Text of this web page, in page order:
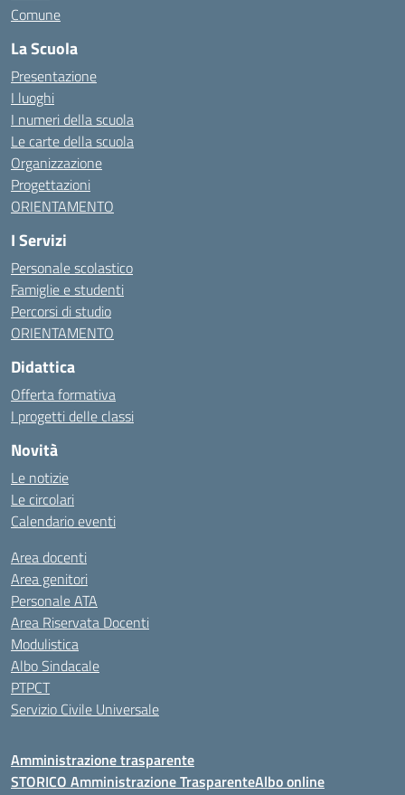
Comune
La Scuola
Presentazione
I luoghi
I numeri della scuola
Le carte della scuola
Organizzazione
Progettazioni
ORIENTAMENTO
I Servizi
Personale scolastico
Famiglie e studenti
Percorsi di studio
ORIENTAMENTO
Didattica
Offerta formativa
I progetti delle classi
Novità
Le notizie
Le circolari
Calendario eventi
Area docenti
Area genitori
Personale ATA
Area Riservata Docenti
Modulistica
Albo Sindacale
PTPCT
Servizio Civile Universale
Amministrazione trasparente
STORICO Amministrazione TrasparenteAlbo online